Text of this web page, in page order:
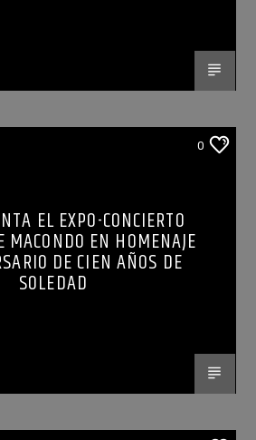
0
EL EXPO-CONCIERTO
MACONDO EN HOMENAJE
DE CIEN AÑOS DE
SOLEDAD